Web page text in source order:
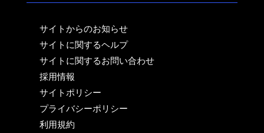
サイトからのお知らせ
サイトに関するヘルプ
サイトに関するお問い合わせ
採用情報
サイトポリシー
プライバシーポリシー
利用規約